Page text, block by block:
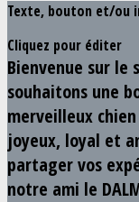
Texte, bouton et/ou
Cliquez pour éditer
Bienvenue sur le
souhaitons une
merveilleux
joyeux, loyal et
partager vos
notre ami le